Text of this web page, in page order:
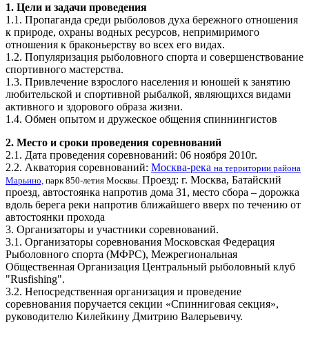
1. Цели и задачи проведения
1.1. Пропаганда среди рыболовов духа бережного отношения
к природе, охраны водных ресурсов, непримиримого
отношения к браконьерству во всех его видах.
1.2. Популяризация рыболовного спорта и совершенствование
спортивного мастерства.
1.3. Привлечение взрослого населения и юношей к занятию
любительской и спортивной рыбалкой, являющихся видами
активного и здорового образа жизни.
1.4. Обмен опытом и дружеское общения спиннингистов
2. Место и сроки проведения соревнований
2.1. Дата проведения соревнований: 06 ноября 2010г.
2.2. Акватория соревнований: Москва-река на территории района
Марьино, парк 850-летия Москвы. Проезд: г. Москва, Батайский
проезд, автостоянка напротив дома 31, место сбора – дорожка
вдоль берега реки напротив ближайшего вверх по течению от
автостоянки прохода
3. Организаторы и участники соревнований.
3.1. Организаторы соревнования Московская Федерация
Рыболовного спорта (МФРС), Межрегиональная
Общественная Организация Центральный рыболовный клуб
"Rusfishing".
3.2. Непосредственная организация и проведение
соревнования поручается секции «Спинниговая секция»,
руководителю Килейкину Дмитрию Валерьевичу.